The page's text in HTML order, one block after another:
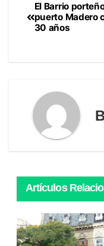
de
El Barrio
puerto Madero
30 años
Artículos